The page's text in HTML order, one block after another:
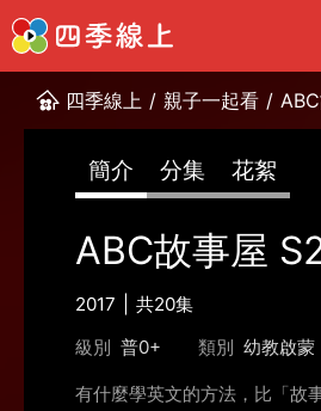
四季線上 / 親子一起看 /
簡介 分集 花絮
ABC故事屋
2017
共20集
級別 普0+ 類別 幼教啟蒙
有什麼學英文的方法，比「故